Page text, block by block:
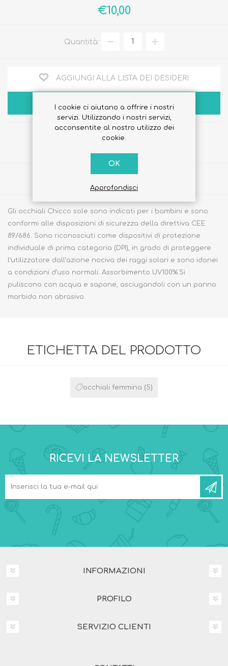
€10,00
Quantità:
AGGIUNGI ALLA LISTA DEI DESIDERI
ACQUISTA
Gli occhiali Chicco sole sono indicati per i bambini e sono
conformi alle disposizioni di sicurezza della direttiva CEE
89/686. Sono riconosciuti come dispositivi di protezione
individuale di prima categoria (DPI), in grado di proteggere
l’utilizzatore dall’azione nociva dei raggi solari e sono idonei
a condizioni d’uso normali. Assorbimento UV100%.Si
puliscono con acqua e sapone, asciugandoli con un panno
morbido non abrasivo.
ETICHETTA DEL PRODOTTO
occhiali femmina (5)
RICEVI LA NEWSLETTER
INFORMAZIONI
PROFILO
SERVIZIO CLIENTI
I cookie ci aiutano a offrire i nostri
servizi. Utilizzando i nostri servizi,
acconsentite al nostro utilizzo dei
cookie.
OK
Approfondisci